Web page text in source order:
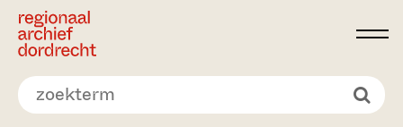
Ga direct naar de inhoud